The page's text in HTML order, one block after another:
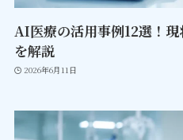
AI医療の活用事例12選！
を解説
2026年6月11日